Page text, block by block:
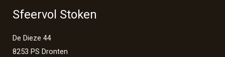
Sfeervol Stoken
De Dieze 44
8253 PS Dronten